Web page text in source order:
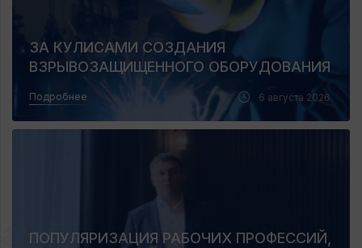
ЗА КУЛИСАМИ СОЗДАНИЯ
ВЗРЫВОЗАЩИЩЕННОГО ОБОРУДОВАНИЯ
Подробнее 6 августа 2026
ПОПУЛЯРИЗАЦИЯ РАБОЧИХ ПРОФЕССИЙ,